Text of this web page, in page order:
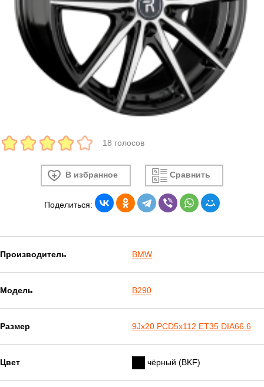
18 голосов
В избранное Сравнить
Поделиться:
Производитель BMW
Модель B290
Размер 9Jx20 PCD5x112 ET35 DIA66.6
Цвет чёрный (BKF)